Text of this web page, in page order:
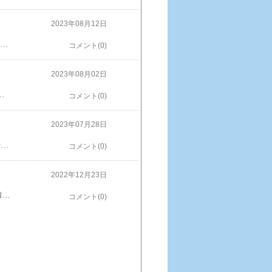
2023年08月12日
コメント(0)
2023年08月02日
コメント(0)
献血に行きました。はたらく魔王さま!!のマスクケースもらったよ。土曜日に予約して秋葉原の献血ルームへポイントでキーホルダーはたらく魔王さま!!のマスクケースは全血の献血者全員へ全血したから、しばらくはお休みです。（成分挟みます）※画像などの無断使用転載禁止
2023年07月28日
コメント(0)
2022年12月23日
コメント(0)